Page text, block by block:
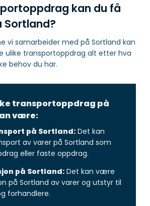
kan du få
Sortland?
vi samarbeider med på Sortland kan
ulike transportoppdrag alt etter hva
behov du har.
transportoppdrag på
være:
på Sortland: Det kan
av varer på Sortland som
eller faste oppdrag.
på Sortland:Det kan være
på Sortland av varer og utstyr til
forhandlere.